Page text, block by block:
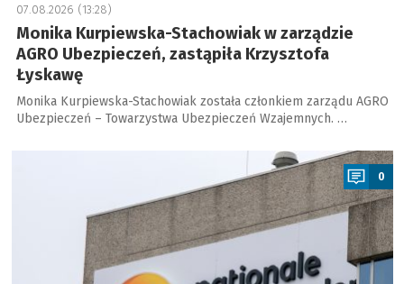
07.08.2026 (13:28)
Monika Kurpiewska-Stachowiak w zarządzie
AGRO Ubezpieczeń, zastąpiła Krzysztofa
Łyskawę
Monika Kurpiewska-Stachowiak została członkiem zarządu AGRO
Ubezpieczeń – Towarzystwa Ubezpieczeń Wzajemnych. …
0